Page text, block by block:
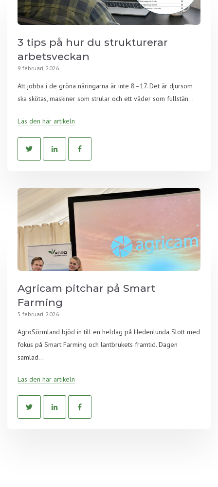
3 tips på hur du strukturerar
arbetsveckan
9 februari, 2026
Att jobba i de gröna näringarna är inte 8–17. Det är djursom
ska skötas, maskiner som strular och ett väder som fullstän...
Läs den här artikeln
Agricam pitchar på Smart
Farming
5 februari, 2026
AgroSörmland bjöd in till en heldag på Hedenlunda Slott med
fokus på Smart Farming och lantbrukets framtid. Dagen
samlad...
Läs den här artikeln